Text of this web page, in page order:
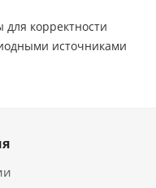
для корректности
источниками